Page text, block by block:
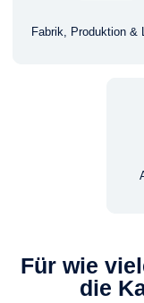
Fabrik, Produktion &
Für wie
die